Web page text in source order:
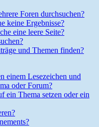
Foren durchsuchen?
keine Ergebnisse?
eine leere Seite?
und Themen finden?
einem Lesezeichen und
oder Forum?
ein Thema setzen oder ein